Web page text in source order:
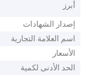
أبرز
إصدار الشهادات
اسم العلامة التجارية
الأسعار
الحد الأدنى لكمية